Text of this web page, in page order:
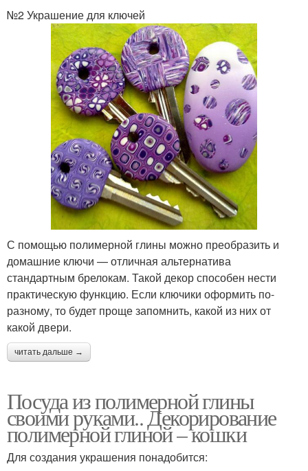
№2 Украшение для ключей
С помощью полимерной глины можно преобразить и
домашние ключи — отличная альтернатива
стандартным брелокам. Такой декор способен нести
практическую функцию. Если ключики оформить по-
разному, то будет проще запомнить, какой из них от
какой двери.
читать дальше →
Посуда из полимерной глины
своими руками.. Декорирование
полимерной глиной – кошки
Для создания украшения понадобится: